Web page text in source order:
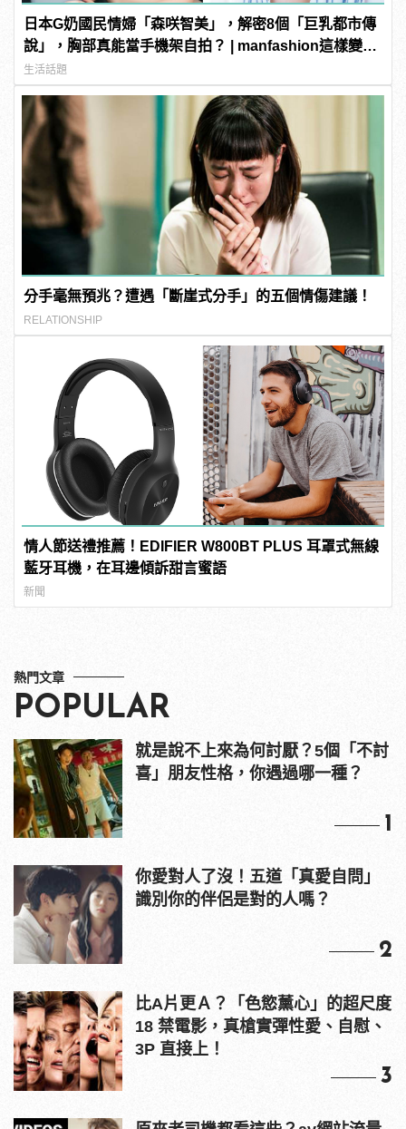
日本G奶國民情婦「森咲智美」，解密8個「巨乳都市傳
說」，胸部真能當手機架自拍？ | manfashion這樣變型
男
生活話題
分手毫無預兆？遭遇「斷崖式分手」的五個情傷建議！
RELATIONSHIP
情人節送禮推薦！EDIFIER W800BT PLUS 耳罩式無線
藍牙耳機，在耳邊傾訴甜言蜜語
新聞
熱門文章
POPULAR
就是說不上來為何討厭？5個「不討
喜」朋友性格，你遇過哪一種？
1
你愛對人了沒！五道「真愛自問」
識別你的伴侶是對的人嗎？
2
比A片更Ａ？「色慾薰心」的超尺度
18 禁電影，真槍實彈性愛、自慰、
3P 直接上！
3